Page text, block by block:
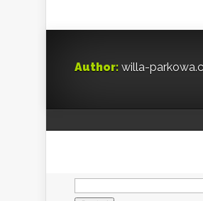
Author: willa-
Szukaj: